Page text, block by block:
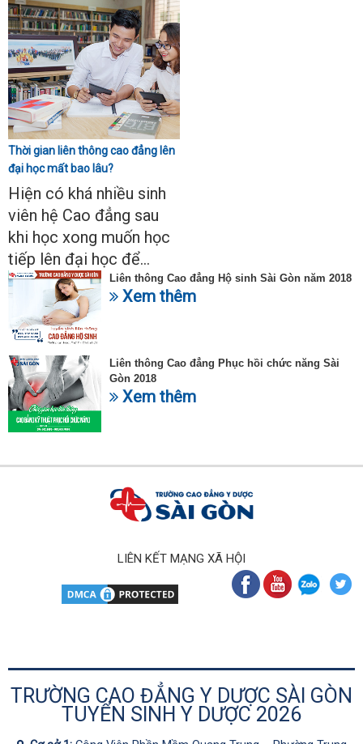
Thời gian liên thông cao đẳng lên
đại học mất bao lâu?
Hiện có khá nhiều sinh
viên hệ Cao đẳng sau
khi học xong muốn học
tiếp lên đại học để...
Liên thông Cao đẳng Hộ sinh Sài Gòn năm 2018
Xem thêm
Liên thông Cao đẳng Phục hồi chức năng Sài
Gòn 2018
Xem thêm
LIÊN KẾT MẠNG XÃ HỘI
TRƯỜNG CAO ĐẲNG Y DƯỢC SÀI GÒN
TUYỂN SINH Y DƯỢC 2026